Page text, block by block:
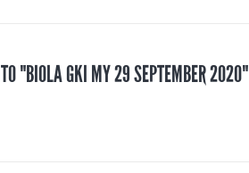
"BIOLA GKI MY 29 SEPTEMBER 2020"